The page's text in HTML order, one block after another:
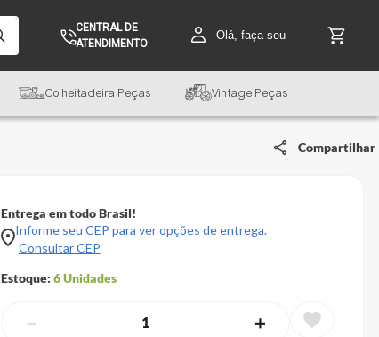
CENTRAL DE
ATENDIMENTO
Olá, faça seu
Colheitadeira Peças Vintage Peças
Compartilhar
Entrega em todo Brasil!
Informe seu CEP para ver opções de entrega.
Consultar CEP
Estoque: 6Unidades
＋
－